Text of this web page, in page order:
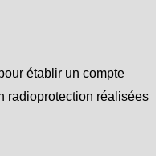
établir un compte
radioprotection réalisées